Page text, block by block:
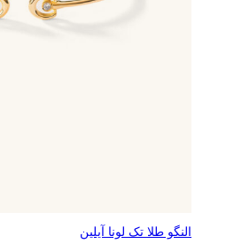
النگو طلا تک لونا آیلین